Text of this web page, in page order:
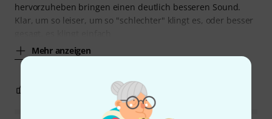
hervorzuheben bringen einen deutlich besseren Sound.
Klar, um so leiser, um so "schlechter" klingt es, oder besser
Mehr anzeigen
BEWERTUNG MELDEN